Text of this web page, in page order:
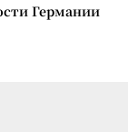
Германии